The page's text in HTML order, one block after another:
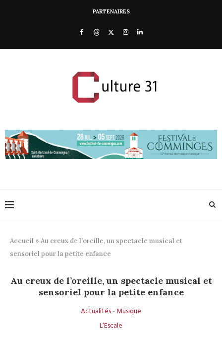
PARTENAIRES
Accueil » Au creux de l’oreille, un spectacle musical et
sensoriel pour la petite enfance
Au creux de l’oreille, un spectacle musical et
sensoriel pour la petite enfance
Actualités- Musique
L’Escale